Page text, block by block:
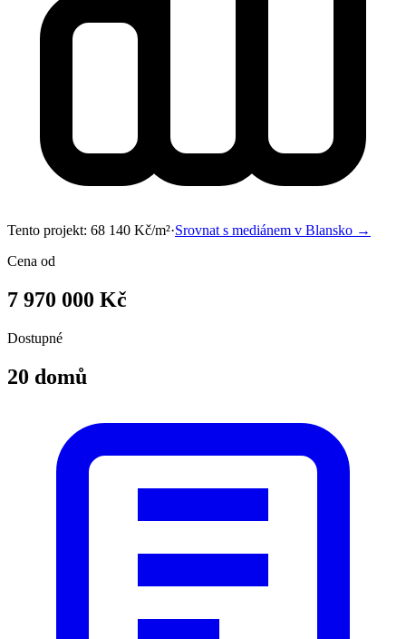
Tento projekt: 68 140 Kč/m²·Srovnat s mediánem v Blansko →
Cena od
7 970 000 Kč
Dostupné
20 domů